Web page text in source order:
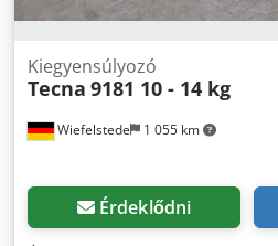
Wiefelstede 1 055 km
Kiegyensúlyozó
Tecna 9181 10 - 14 kg
Érdeklődni